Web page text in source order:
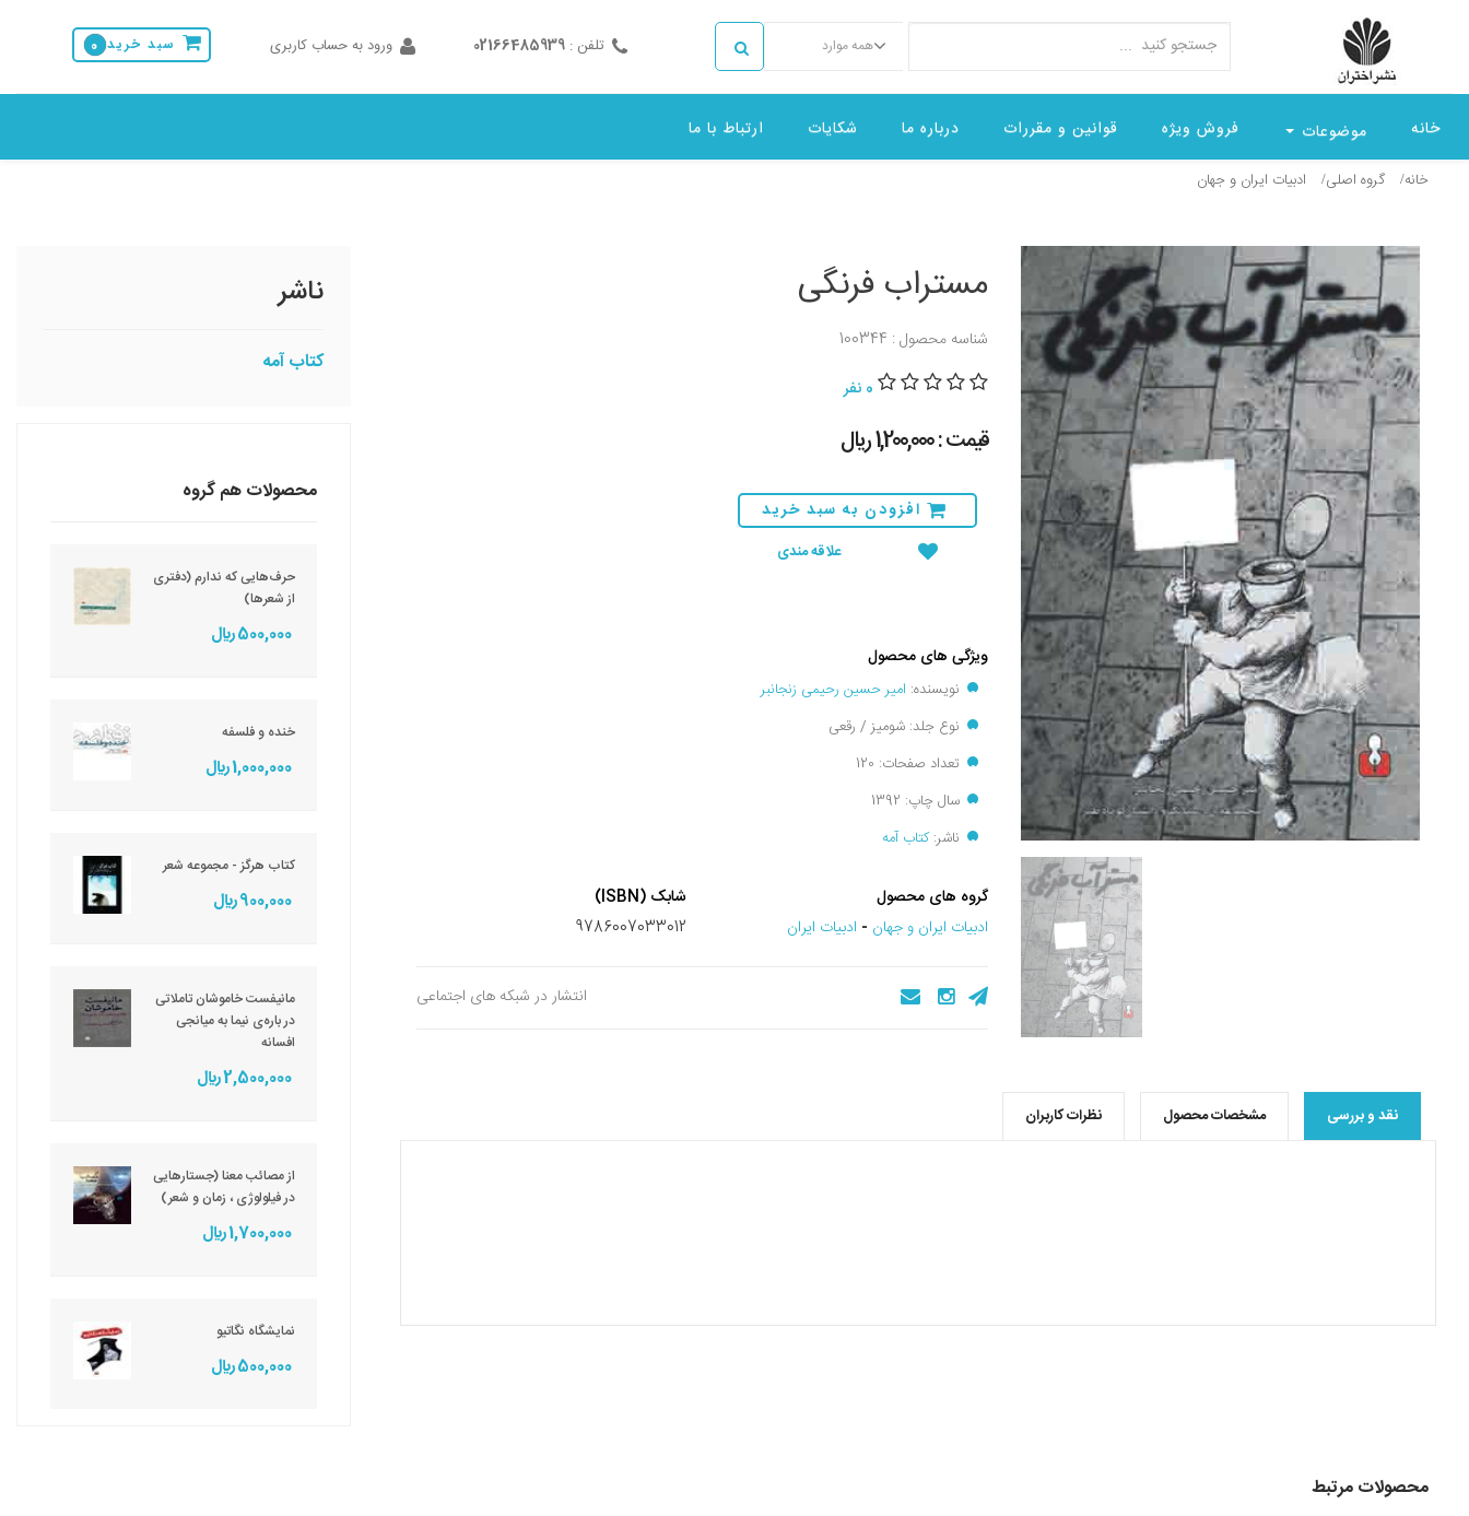
همه موارد تلفن : 02166485939 ورود به حساب کاربری سبد خرید 0
خانه موضوعات فروش ویژه قوانین و مقررات درباره ما شکایات ارتباط با ما
خانه گروه اصلی ادبيات ايران و جهان
مستراب فرنگی
شناسه محصول : 100344
0 نفر
قیمت : 1,200,000 ريال
افزودن به سبد خرید
علاقه مندی
ویژگی های محصول
نویسنده: امیر حسین رحیمی زنجانبر
نوع جلد: شومیز / رقعی
تعداد صفحات: 120
سال چاپ: 1392
ناشر:کتاب آمه
گروه های محصول
ادبيات ايران و جهان - ادبیات ایران
شابک (ISBN)
9786007033012
انتشار در شبکه های اجتماعی
نقد و بررسی مشخصات محصول نظرات کاربران
ناشر
کتاب آمه
محصولات هم گروه
حرف‌هایی که ندارم (دفتری
از شعرها)
500,000 ريال
خنده و فلسفه
1,000,000 ريال
کتاب هرگز - مجموعه شعر
900,000 ريال
مانیفست خاموشان تاملاتی
در باره‌ی نیما به میانجی
افسانه
2,500,000 ريال
از مصائب معنا (جستارهایی
در فیلولوژی ، زمان و شعر)
1,700,000 ريال
نمایشگاه نگاتیو
500,000 ريال
محصولات مرتبط